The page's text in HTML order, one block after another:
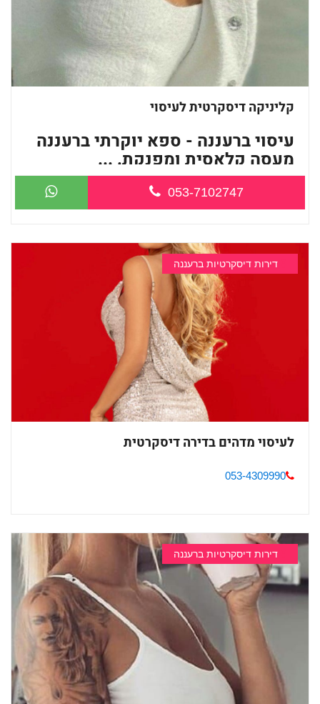
קליניקה דיסקרטית לעיסוי
עיסוי ברעננה - ספא יוקרתי ברעננה
מעסה קלאסית ומפנקת. ...
053-7102747
דירות דיסקרטיות ברעננה
לעיסוי מדהים בדירה דיסקרטית
053-4309990
דירות דיסקרטיות ברעננה